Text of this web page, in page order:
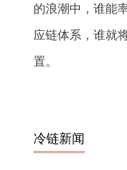
的浪潮中，谁能
应链体系，谁就
置。
冷链新闻